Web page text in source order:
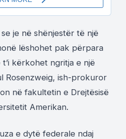
je në shënjestër të një
lëshohet pak përpara
kërkohet ngritja e një
Rosenzweig, ish-prokuror
në fakultetin e Drejtësisë
Amerikan.
e dytë federale ndaj